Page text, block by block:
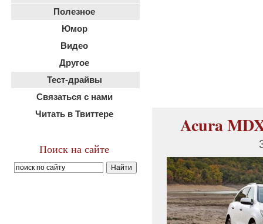
Полезное
Юмор
Видео
Другое
Тест-драйвы
Связаться с нами
Читать в Твиттере
Поиск на сайте
Acura